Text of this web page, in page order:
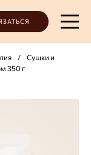
/
Сушки и
350 г